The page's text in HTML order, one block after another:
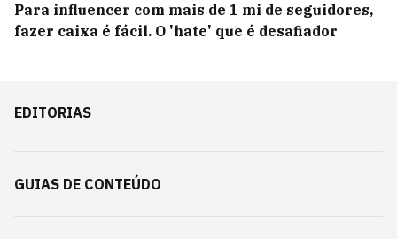
Para influencer com mais de 1 mi de seguidores,
fazer caixa é fácil. O 'hate' que é desafiador
EDITORIAS
GUIAS DE CONTEÚDO